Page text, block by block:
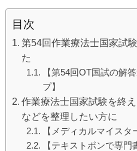
目次
第54回作業療法士国家試
た
【第54回OT国試の解
プ】
作業療法士国家試験を終
などを整理したい方に
【メディカルマイスタ
【テキストポンで専門